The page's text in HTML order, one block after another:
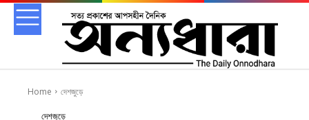
Home দেশজুড়ে
দেশজুড়ে